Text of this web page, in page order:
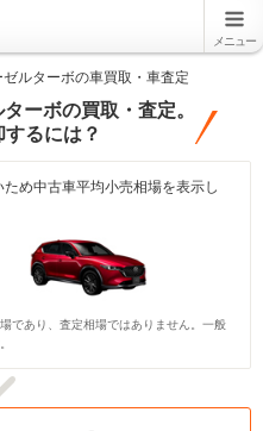
メニュー
ルターボの車買取・車査定
ーボの買取・査定。
るには？
め中古車平均小売相場を表示し
であり、査定相場ではありません。一般